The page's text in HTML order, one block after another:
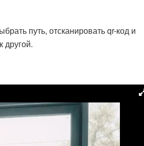
путь, отсканировать qr-код и
другой.